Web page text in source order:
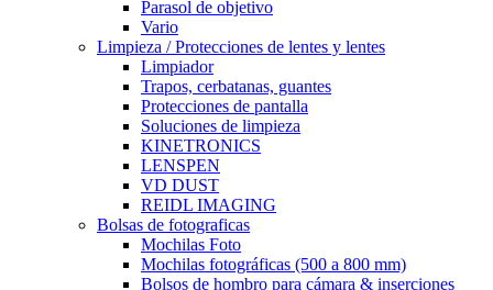
Parasol de objetivo
Vario
Limpieza / Protecciones de lentes y lentes
Limpiador
Trapos, cerbatanas, guantes
Protecciones de pantalla
Soluciones de limpieza
KINETRONICS
LENSPEN
VD DUST
REIDL IMAGING
Bolsas de fotograficas
Mochilas Foto
Mochilas fotográficas (500 a 800 mm)
Bolsos de hombro para cámara & inserciones